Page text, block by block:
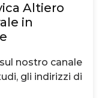
Altiero
in
nostro canale
gli indirizzi di